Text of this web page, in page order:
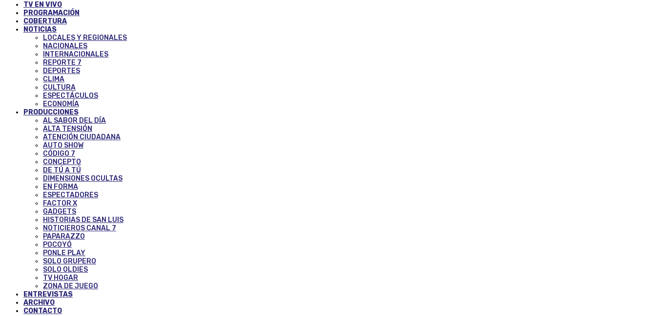
TV EN VIVO
PROGRAMACIÓN
COBERTURA
NOTICIAS
LOCALES Y REGIONALES
NACIONALES
INTERNACIONALES
REPORTE 7
DEPORTES
CLIMA
CULTURA
ESPECTÁCULOS
ECONOMÍA
PRODUCCIONES
AL SABOR DEL DÍA
ALTA TENSIÓN
ATENCIÓN CIUDADANA
AUTO SHOW
CÓDIGO 7
CONCEPTO
DE TÚ A TÚ
DIMENSIONES OCULTAS
EN FORMA
ESPECTADORES
FACTOR X
GADGETS
HISTORIAS DE SAN LUIS
NOTICIEROS CANAL 7
PAPARAZZO
POCOYÓ
PONLE PLAY
SOLO GRUPERO
SOLO OLDIES
TV HOGAR
ZONA DE JUEGO
ENTREVISTAS
ARCHIVO
CONTACTO